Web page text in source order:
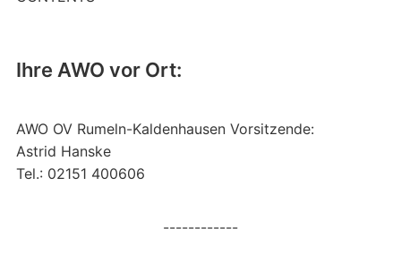
Ihre AWO vor Ort:
AWO OV Rumeln-Kaldenhausen Vorsitzende:
Astrid Hanske
Tel.: 02151 400606
------------